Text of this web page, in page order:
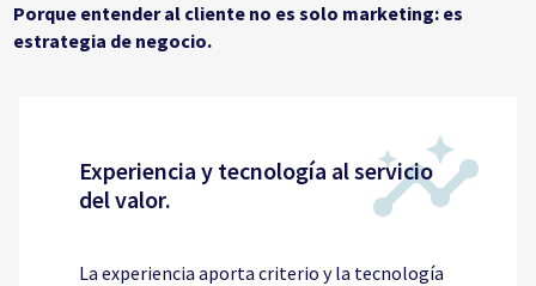
Porque entender al cliente no es solo marketing: es
estrategia de negocio.
Experiencia y tecnología al servicio
del valor.
La experiencia aporta criterio y la tecnología